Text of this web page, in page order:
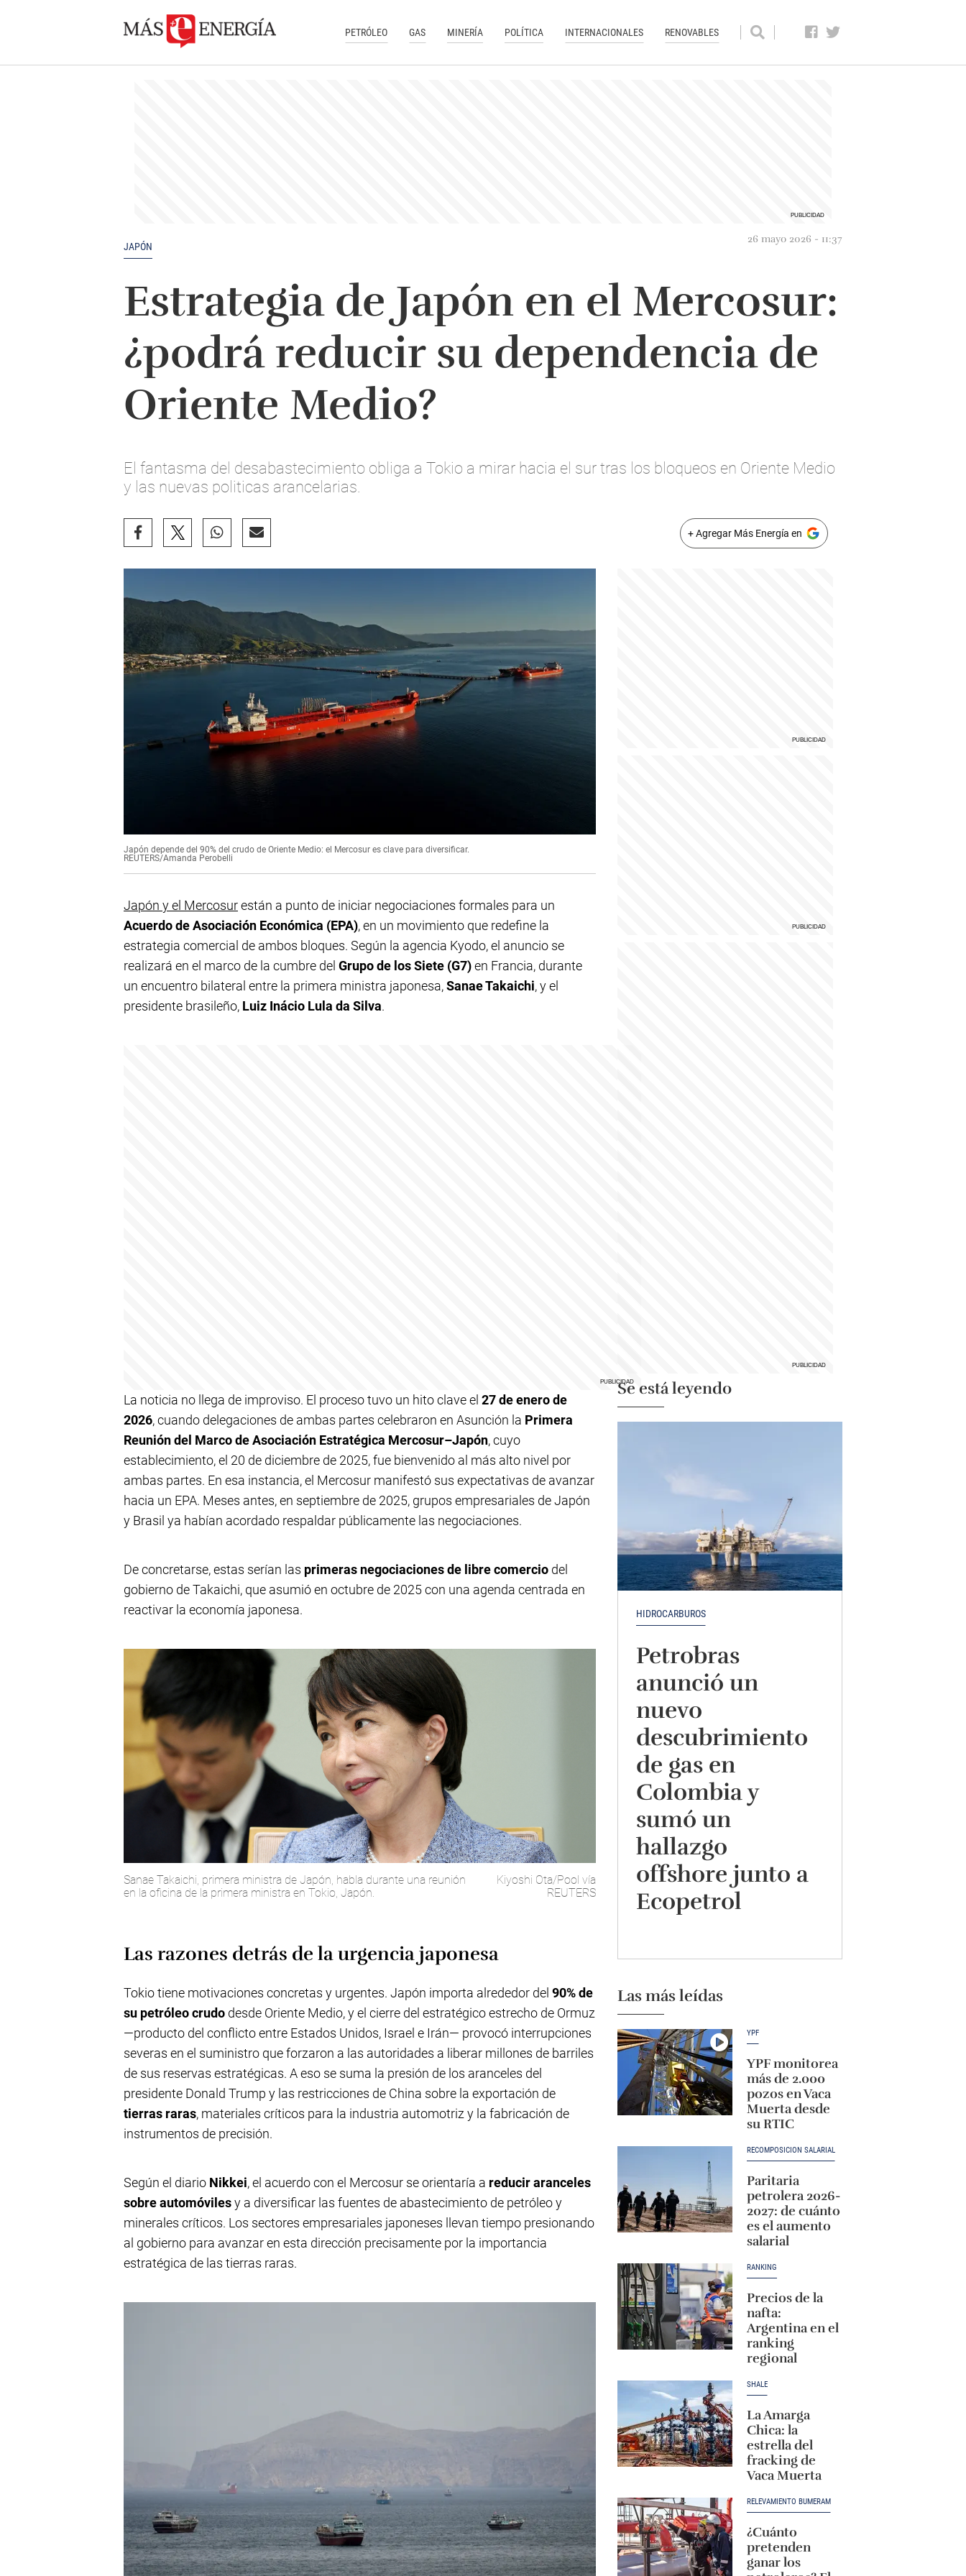
PETRÓLEO GAS MINERÍA POLÍTICA INTERNACIONALES RENOVABLES
JAPÓN
26 mayo 2026 - 11:37
Estrategia de Japón en el Mercosur:
¿podrá reducir su dependencia de
Oriente Medio?
El fantasma del desabastecimiento obliga a Tokio a mirar hacia el sur tras los bloqueos en Oriente Medio
y las nuevas politicas arancelarias.
+ Agregar Más Energía en
Japón depende del 90% del crudo de Oriente Medio: el Mercosur es clave para diversificar.
REUTERS/Amanda Perobelli
Japón y el Mercosurestán a punto de iniciar negociaciones formales para un
Acuerdo de Asociación Económica (EPA), en un movimiento que redefine la
estrategia comercial de ambos bloques. Según la agencia Kyodo, el anuncio se
realizará en el marco de la cumbre del Grupo de los Siete (G7)en Francia, durante
un encuentro bilateral entre la primera ministra japonesa,Sanae Takaichi, y el
presidente brasileño, Luiz Inácio Lula da Silva.
La noticia no llega de improviso. El proceso tuvo un hito clave el 27 de enero de
2026, cuando delegaciones de ambas partes celebraron en Asunción la Primera
Reunión del Marco de Asociación Estratégica Mercosur–Japón, cuyo
establecimiento, el 20 de diciembre de 2025, fue bienvenido al más alto nivel por
ambas partes. En esa instancia, el Mercosur manifestó sus expectativas de avanzar
hacia un EPA. Meses antes, en septiembre de 2025, grupos empresariales de Japón
y Brasil ya habían acordado respaldar públicamente las negociaciones.
De concretarse, estas serían las primeras negociaciones de libre comercio del
gobierno de Takaichi, que asumió en octubre de 2025 con una agenda centrada en
reactivar la economía japonesa.
Sanae Takaichi, primera ministra de Japón, habla durante una reunión
en la oficina de la primera ministra en Tokio, Japón.
Kiyoshi Ota/Pool vía
REUTERS
Las razones detrás de la urgencia japonesa
Tokio tiene motivaciones concretas y urgentes. Japón importa alrededor del 90% de
su petróleo crudo desde Oriente Medio, y el cierre del estratégico estrecho de Ormuz
—producto del conflicto entre Estados Unidos, Israel e Irán— provocó interrupciones
severas en el suministro que forzaron a las autoridades a liberar millones de barriles
de sus reservas estratégicas. A eso se suma la presión de los aranceles del
presidente Donald Trump y las restricciones de China sobre la exportación de
tierras raras, materiales críticos para la industria automotriz y la fabricación de
instrumentos de precisión.
Según el diario Nikkei, el acuerdo con el Mercosur se orientaría a reducir aranceles
sobre automóvilesy a diversificar las fuentes de abastecimiento de petróleo y
minerales críticos. Los sectores empresariales japoneses llevan tiempo presionando
al gobierno para avanzar en esta dirección precisamente por la importancia
estratégica de las tierras raras.
Se está leyendo
HIDROCARBUROS
Petrobras
anunció un
nuevo
descubrimiento
de gas en
Colombia y
sumó un
hallazgo
offshore junto a
Ecopetrol
Las más leídas
YPF
YPF monitorea
más de 2.000
pozos en Vaca
Muerta desde
su RTIC
RECOMPOSICIÓN SALARIAL
Paritaria
petrolera 2026-
2027: de cuánto
es el aumento
salarial
RANKING
Precios de la
nafta:
Argentina en el
ranking
regional
SHALE
La Amarga
Chica: la
estrella del
fracking de
Vaca Muerta
RELEVAMIENTO BUMERAM
¿Cuánto
pretenden
ganar los